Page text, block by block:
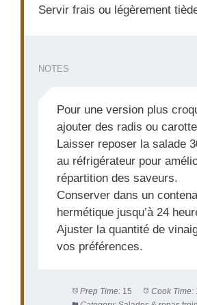
Servir frais ou légèrement
NOTES
Pour une version plus
ajouter des radis ou
Laisser reposer la salade
au réfrigérateur pour
répartition des saveurs.
Conserver dans un
hermétique jusqu’à 24
Ajuster la quantité de
vos préférences.
Prep Time: 15 Cook Time: